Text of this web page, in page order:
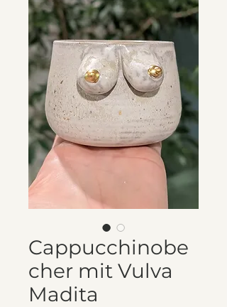
Cappucchinobe
cher mit Vulva
Madita